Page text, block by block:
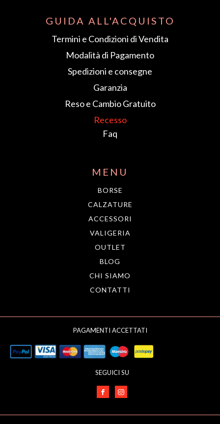
GUIDA ALL'ACQUISTO
Termini e Condizioni di Vendita
Modalità di Pagamento
Spedizioni e consegne
Garanzia
Reso e Cambio Gratuito
Recesso
Faq
MENU
BORSE
CALZATURE
ACCESSORI
VALIGERIA
OUTLET
BLOG
CHI SIAMO
CONTATTI
PAGAMENTI ACCETTATI
SEGUICI SU